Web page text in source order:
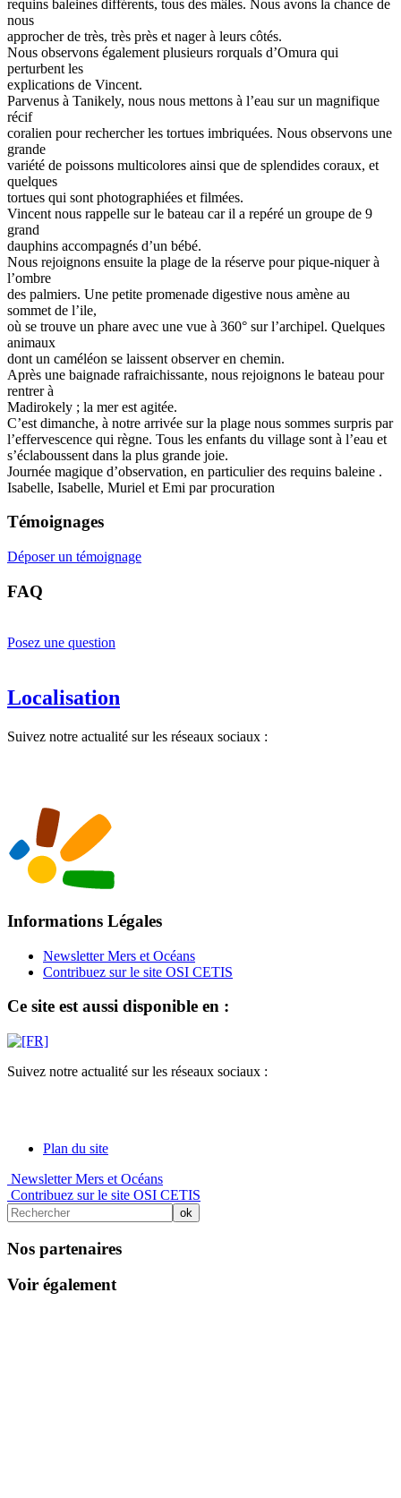
requins baleines différents, tous des mâles. Nous avons la chance de
nous
approcher de très, très près et nager à leurs côtés.
Nous observons également plusieurs rorquals d’Omura qui
perturbent les
explications de Vincent.
Parvenus à Tanikely, nous nous mettons à l’eau sur un magnifique
récif
coralien pour rechercher les tortues imbriquées. Nous observons une
grande
variété de poissons multicolores ainsi que de splendides coraux, et
quelques
tortues qui sont photographiées et filmées.
Vincent nous rappelle sur le bateau car il a repéré un groupe de 9
grand
dauphins accompagnés d’un bébé.
Nous rejoignons ensuite la plage de la réserve pour pique-niquer à
l’ombre
des palmiers. Une petite promenade digestive nous amène au
sommet de l’ile,
où se trouve un phare avec une vue à 360° sur l’archipel. Quelques
animaux
dont un caméléon se laissent observer en chemin.
Après une baignade rafraichissante, nous rejoignons le bateau pour
rentrer à
Madirokely ; la mer est agitée.
C’est dimanche, à notre arrivée sur la plage nous sommes surpris par
l’effervescence qui règne. Tous les enfants du village sont à l’eau et
s’éclaboussent dans la plus grande joie.
Journée magique d’observation, en particulier des requins baleine .
Isabelle, Isabelle, Muriel et Emi par procuration
Témoignages
Déposer un témoignage
FAQ
Posez une question
Localisation
Suivez notre actualité sur les réseaux sociaux :
Informations Légales
Newsletter Mers et Océans
Contribuez sur le site OSI CETIS
Ce site est aussi disponible en :
Suivez notre actualité sur les réseaux sociaux :
Plan du site
Newsletter Mers et Océans
Contribuez sur le site OSI CETIS
Nos partenaires
Voir également